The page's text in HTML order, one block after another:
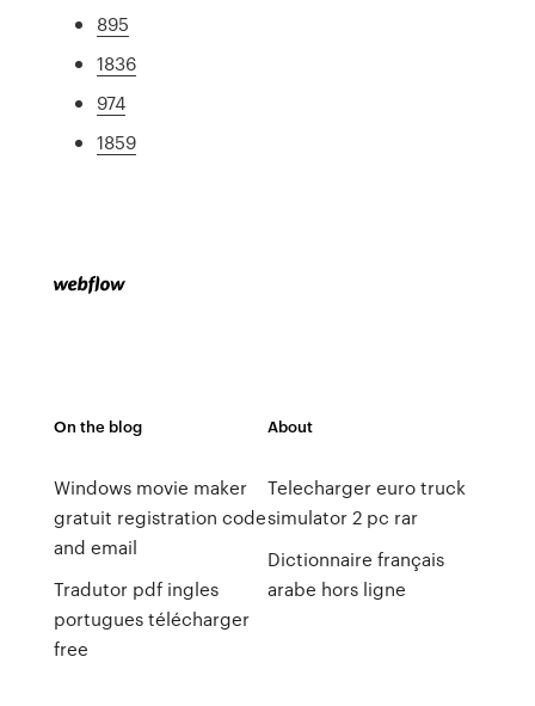
895
1836
974
1859
On the blog
Windows movie maker
gratuit registration code
and email
Tradutor pdf ingles
portugues télécharger
free
About
Telecharger euro truck
simulator 2 pc rar
Dictionnaire français
arabe hors ligne